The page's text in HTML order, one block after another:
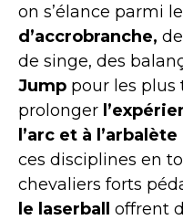
on s’élance parmi
d’accrobranche, de
de singe, des
Jump pour les plus
prolonger
l’arc et à l’arbalète
ces disciplines en
chevaliers forts
le laserball offrent